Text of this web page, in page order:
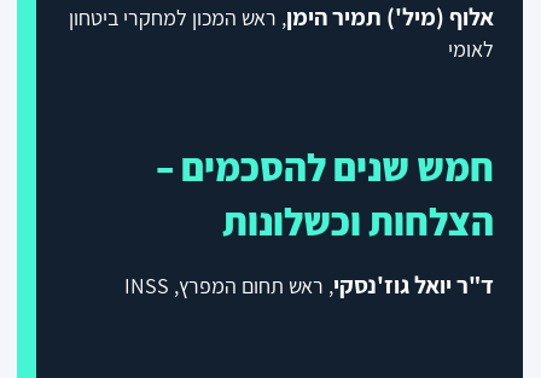
אלוף (מיל') תמיר הימן, ראש המכון למחקרי ביטחון
לאומי
חמש שנים להסכמים –
הצלחות וכשלונות
ד"ר יואל גוז'נסקי, ראש תחום המפרץ, INSS